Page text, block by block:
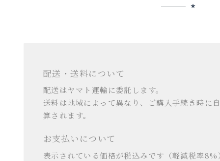
配送・送料について
配送はヤマト運輸に委託します。
送料は地域によって異なり、ご購入手続き時に
算されます。
お支払いについて
表示されている価格が税込みです（軽減税率8%